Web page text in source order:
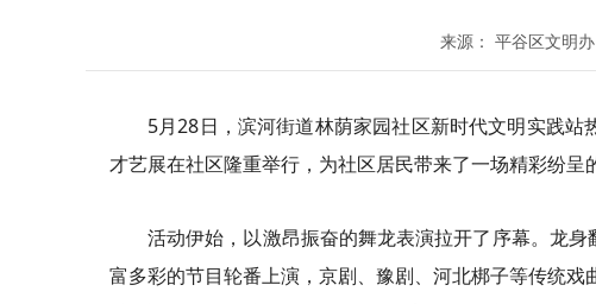
来源： 平谷区文明办
5月28日，滨河街道林荫家园社区新时代文明实践站
才艺展在社区隆重举行，为社区居民带来了一场精彩纷呈
活动伊始，以激昂振奋的舞龙表演拉开了序幕。龙
富多彩的节目轮番上演，京剧、豫剧、河北梆子等传统